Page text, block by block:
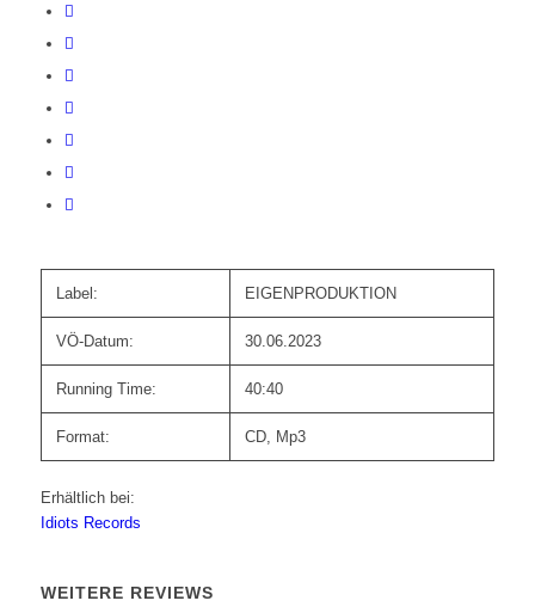
Label: EIGENPRODUKTION
VÖ-Datum: 30.06.2023
Running Time: 40:40
Format: CD, Mp3
Erhältlich bei:
Idiots Records
WEITERE REVIEWS